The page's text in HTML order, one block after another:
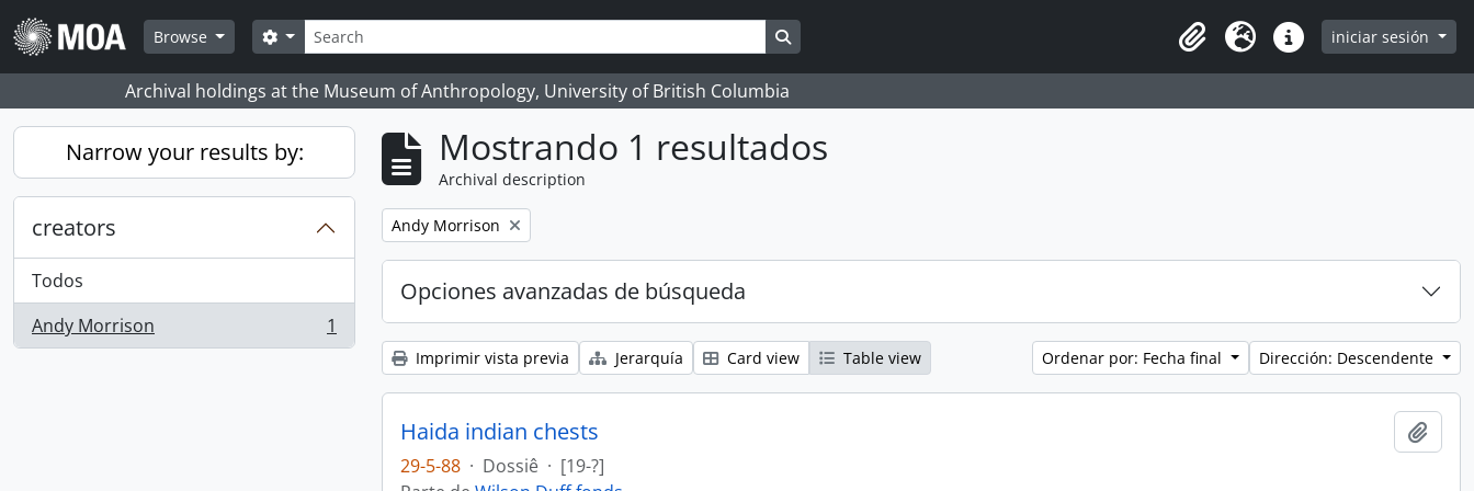
Skip to main content
Browse
Búsqueda
Search options Search in browse page
Clipboard
Idioma Enlaces rápidos
iniciar sesión
Archival holdings at the Museum of Anthropology, University of British Columbia
Narrow your results by:
creators
Todos
Andy Morrison
, 1 resultados 1
Mostrando 1 resultados
Archival description
Remove filter:
Andy Morrison
Opciones avanzadas de búsqueda
Imprimir vista previa Jerarquía Card view Table view Ordenar por: Fecha final Dirección: Descendente
Haida indian chests
29-5-88 · Dossiê · [19-?]